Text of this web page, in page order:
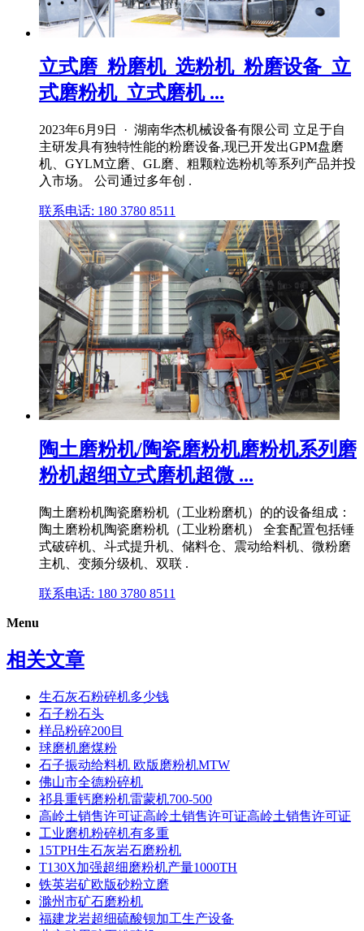
立式磨_粉磨机_选粉机_粉磨设备_立
式磨粉机_立式磨机 ...
2023年6月9日 · 湖南华杰机械设备有限公司 立足于自
主研发具有独特性能的粉磨设备,现已开发出GPM盘磨
机、GYLM立磨、GL磨、粗颗粒选粉机等系列产品并投
入市场。 公司通过多年创 .
联系电话: 180 3780 8511
陶土磨粉机/陶瓷磨粉机磨粉机系列磨
粉机超细立式磨机超微 ...
陶土磨粉机陶瓷磨粉机（工业粉磨机）的的设备组成：
陶土磨粉机陶瓷磨粉机（工业粉磨机） 全套配置包括锤
式破碎机、斗式提升机、储料仓、震动给料机、微粉磨
主机、变频分级机、双联 .
联系电话: 180 3780 8511
Menu
相关文章
生石灰石粉碎机多少钱
石子粉石头
样品粉碎200目
球磨机磨煤粉
石子振动给料机 欧版磨粉机MTW
佛山市全德粉碎机
祁县重钙磨粉机雷蒙机700-500
高岭土销售许可证高岭土销售许可证高岭土销售许可证
工业磨机粉碎机有多重
15TPH生石灰岩石磨粉机
T130X加强超细磨粉机产量1000TH
铁英岩矿欧版砂粉立磨
滁州市矿石磨粉机
福建龙岩超细硫酸钡加工生产设备